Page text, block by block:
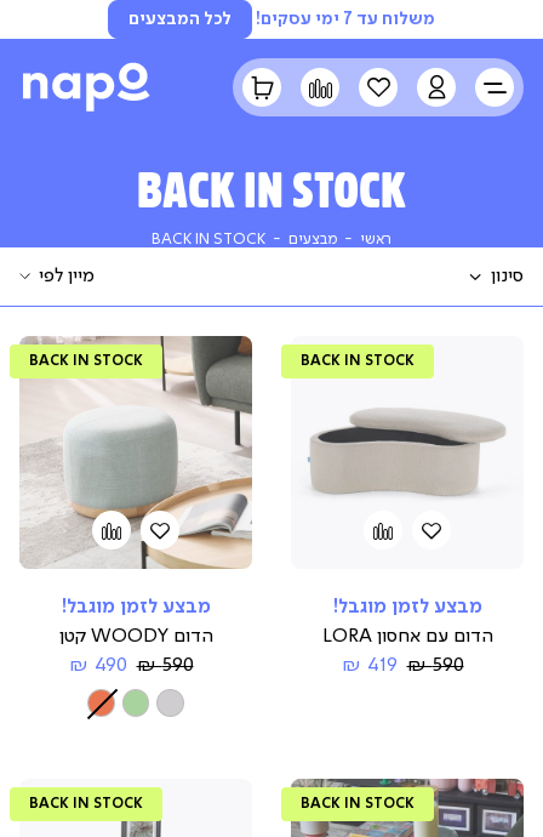
משלוח עד 7 ימי עסקים! לכל המבצעים
LOGINהרשימה
שלי
השוואההסל
שלי
BACK IN STOCK
ראשי ראשימבצעים מבצעים
BACK IN STOCK
FILTERS
סגור
החל סינון
הוספהAdd
BACK IN STOCK
מבצע לזמן מוגבל!
הדום עם אחסון LORA
החל419 ₪
Regular590 ₪
הוספה
למועדפים
Add
BACK IN STOCK
מבצע לזמן מוגבל!
הדום WOODY קטן
החל
מ-
490 ₪
Regular
Price
590 ₪
צבע
BACK IN STOCK
BACK IN STOCK